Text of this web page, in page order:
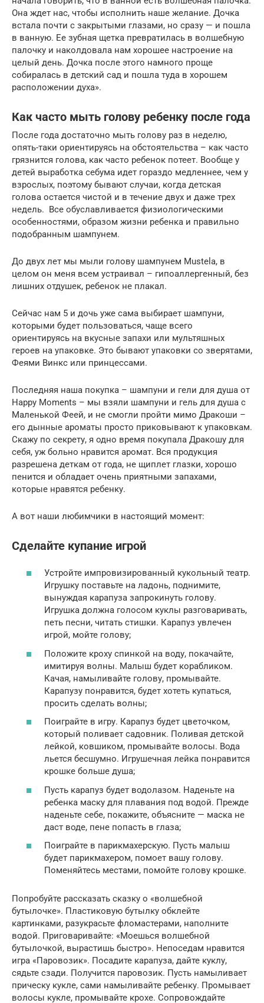
Она ждет нас, чтобы исполнить наше желание. Дочка
встала почти с закрытыми глазами, но сразу — и пошла
в ванную. Ее зубная щетка превратилась в волшебную
палочку и наколдовала нам хорошее настроение на
целый день. Дочка после этого намного проще
собиралась в детский сад и пошла туда в хорошем
расположении духа».
Как часто мыть голову ребенку после года
После года достаточно мыть голову раз в неделю,
опять-таки ориентируясь на обстоятельства – как часто
грязнится голова, как часто ребенок потеет. Вообще у
детей выработка себума идет гораздо медленнее, чем у
взрослых, поэтому бывают случаи, когда детская
голова остается чистой и в течение двух и даже трех
недель. Все обуславливается физиологическими
особенностями, образом жизни ребенка и правильно
подобранным шампунем.
До двух лет мы мыли голову шампунем Mustela, в
целом он меня всем устраивал – гипоаллергенный, без
лишних отдушек, ребенок не плакал.
Сейчас нам 5 и дочь уже сама выбирает шампуни,
которыми будет пользоваться, чаще всего
ориентируясь на вкусные запахи или мультяшных
героев на упаковке. Это бывают упаковки со зверятами,
Феями Винкс или принцессами.
Последняя наша покупка – шампуни и гели для душа от
Happy Moments – мы взяли шампуни и гель для душа с
Маленькой Феей, и не смогли пройти мимо Дракоши –
его дынные ароматы просто приковывают к упаковкам.
Скажу по секрету, я одно время покупала Дракошу для
себя, уж больно нравится аромат. Вся продукция
разрешена деткам от года, не щиплет глазки, хорошо
пенится и обладает очень приятными запахами,
которые нравятся ребенку.
А вот наши любимчики в настоящий момент:
Сделайте купание игрой
Устройте импровизированный кукольный театр.
Игрушку поставьте на ладонь, поднимите,
вынуждая карапуза запрокинуть голову.
Игрушка должна голосом куклы разговаривать,
петь песни, читать стишки. Карапуз увлечен
игрой, мойте голову;
Положите кроху спинкой на воду, покачайте,
имитируя волны. Малыш будет корабликом.
Качая, намыливайте голову, промывайте.
Карапузу понравится, будет хотеть купаться,
просить сделать волны;
Поиграйте в игру. Карапуз будет цветочком,
который поливает садовник. Поливая детской
лейкой, ковшиком, промывайте волосы. Вода
льется бесшумно. Игрушечная лейка понравится
крошке больше душа;
Пусть карапуз будет водолазом. Наденьте на
ребенка маску для плавания под водой. Прежде
наденьте себе, покажите, объясните — маска не
даст воде, пене попасть в глаза;
Поиграйте в парикмахерскую. Пусть малыш
будет парикмахером, помоет вашу голову.
Поменяйтесь местами, помойте голову крошке.
Попробуйте рассказать сказку о «волшебной
бутылочке». Пластиковую бутылку обклейте
картинками, разукрасьте фломастерами, наполните
водой. Приговаривайте: «Моешься волшебной
бутылочкой, вырастишь быстро». Непоседам нравится
игра «Паровозик». Посадите карапуза, дайте куклу,
сядьте сзади. Получится паровозик. Пусть намыливает
прическу кукле, сами намыливайте ребенку. Промывает
волосы кукле, промывайте крохе. Сопровождайте